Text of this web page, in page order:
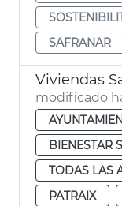
SAFRANAR
Viviendas
modificado
BIENESTAR
TODAS LAS
PATRAIX